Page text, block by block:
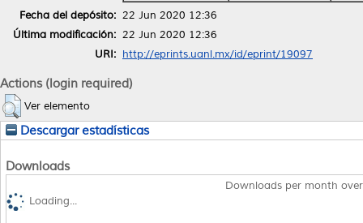
Fecha del depósito: 22 Jun 2020 12:36
Última modificación: 22 Jun 2020 12:36
URI: http://eprints.uanl.mx/id/eprint/19097
Actions (login required)
Ver elemento
Descargar estadísticas
Downloads
Downloads per month
Loading...